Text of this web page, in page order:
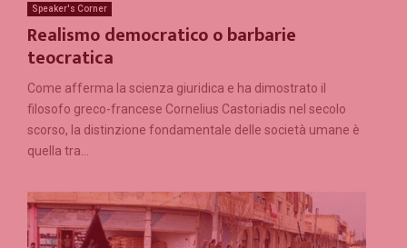
Speaker's Corner
Realismo democratico o barbarie
teocratica
Come afferma la scienza giuridica e ha dimostrato il
filosofo greco-francese Cornelius Castoriadis nel secolo
scorso, la distinzione fondamentale delle società umane è
quella tra...